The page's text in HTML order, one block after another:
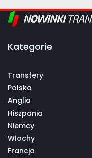
Kategorie
Transfery
Polska
Anglia
Hiszpania
Niemcy
Włochy
Francja